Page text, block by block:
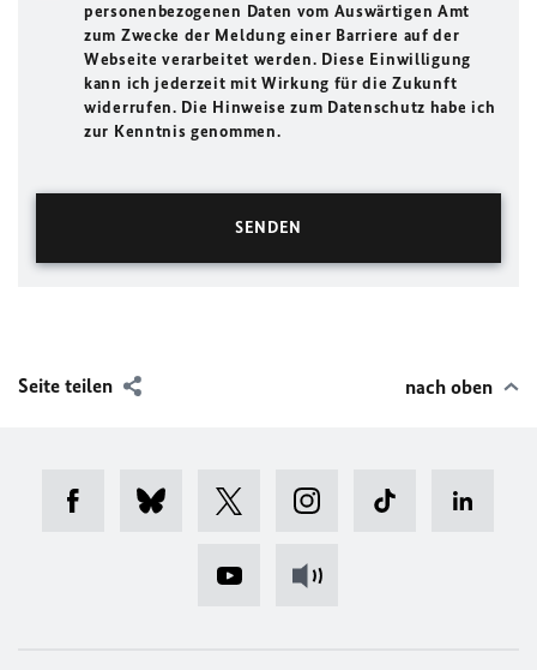
personenbezogenen Daten vom Auswärtigen Amt
zum Zwecke der Meldung einer Barriere auf der
Webseite verarbeitet werden. Diese Einwilligung
kann ich jederzeit mit Wirkung für die Zukunft
widerrufen. Die Hinweise zum Datenschutz habe ich
zur Kenntnis genommen.
Seite teilen nach oben